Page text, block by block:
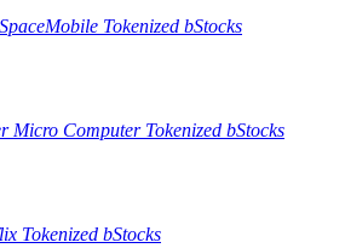
Tokenized bStocks
Micro Computer Tokenized bStocks
Tokenized bStocks